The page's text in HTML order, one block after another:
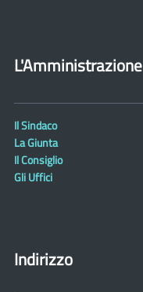
L'Amministrazione
Il Sindaco
La Giunta
Il Consiglio
Gli Uffici
Indirizzo